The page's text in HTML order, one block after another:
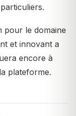
pour le domaine
et innovant a
encore à
plateforme.